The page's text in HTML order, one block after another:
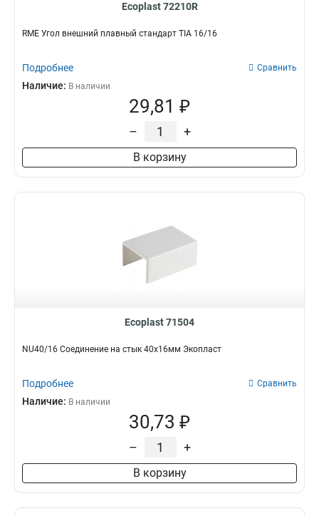
Ecoplast 72210R
RME Угол внешний плавный стандарт TIA 16/16
Подробнее Сравнить
Наличие: В наличии
29,81 ₽
– +
В корзину
Ecoplast 71504
NU40/16 Соединение на стык 40х16мм Экопласт
Подробнее Сравнить
Наличие: В наличии
30,73 ₽
– +
В корзину